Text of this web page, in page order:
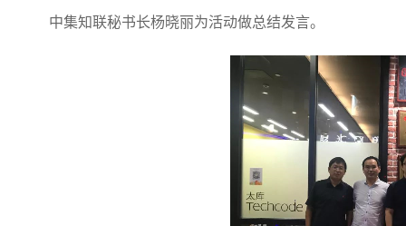
中集知联秘书长杨晓丽为活动做总结发言。